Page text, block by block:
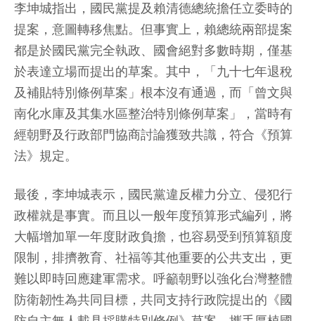
李坤城指出，國民黨提及賴清德總統擔任立委時的
提案，意圖轉移焦點。但事實上，賴總統兩部提案
都是於國民黨完全執政、國會絕對多數時期，僅基
於表達立場而提出的草案。其中，「九十七年退稅
及補貼特別條例草案」根本沒有通過，而「曾文與
南化水庫及其集水區整治特別條例草案」，當時有
經朝野及行政部門協商討論獲致共識，符合《預算
法》規定。
最後，李坤城表示，國民黨違反權力分立、侵犯行
政權就是事實。而且以一般年度預算形式編列，將
大幅增加單一年度財政負擔，也容易受到預算額度
限制，排擠教育、社福等其他重要的公共支出，更
難以即時回應建軍需求。呼籲朝野以強化台灣整體
防衛韌性為共同目標，共同支持行政院提出的《國